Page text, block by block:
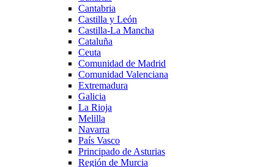
Cantabria
Castilla y León
Castilla-La Mancha
Cataluña
Ceuta
Comunidad de Madrid
Comunidad Valenciana
Extremadura
Galicia
La Rioja
Melilla
Navarra
País Vasco
Principado de Asturias
Región de Murcia